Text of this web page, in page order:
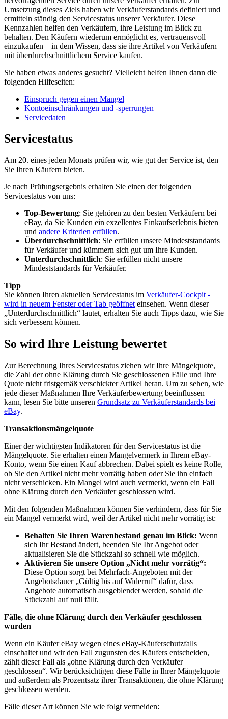
Umsetzung dieses Ziels haben wir Verkäuferstandards definiert und
ermitteln ständig den Servicestatus unserer Verkäufer. Diese
Kennzahlen helfen den Verkäufern, ihre Leistung im Blick zu
behalten. Den Käufern wiederum ermöglicht es, vertrauensvoll
einzukaufen – in dem Wissen, dass sie ihre Artikel von Verkäufern
mit überdurchschnittlichem Service kaufen.
Sie haben etwas anderes gesucht? Vielleicht helfen Ihnen dann die
folgenden Hilfeseiten:
Einspruch gegen einen Mangel
Kontoeinschränkungen und -sperrungen
Servicedaten
Servicestatus
Am 20. eines jeden Monats prüfen wir, wie gut der Service ist, den
Sie Ihren Käufern bieten.
Je nach Prüfungsergebnis erhalten Sie einen der folgenden
Servicestatus von uns:
Top-Bewertung: Sie gehören zu den besten Verkäufern bei
eBay, da Sie Kunden ein exzellentes Einkaufserlebnis bieten
und andere Kriterien erfüllen.
Überdurchschnittlich: Sie erfüllen unsere Mindeststandards
für Verkäufer und kümmern sich gut um Ihre Kunden.
Unterdurchschnittlich: Sie erfüllen nicht unsere
Mindeststandards für Verkäufer.
Tipp
Sie können Ihren aktuellen Servicestatus im Verkäufer-Cockpit -
wird in neuem Fenster oder Tab geöffnet einsehen. Wenn dieser
„Unterdurchschnittlich“ lautet, erhalten Sie auch Tipps dazu, wie Sie
sich verbessern können.
So wird Ihre Leistung bewertet
Zur Berechnung Ihres Servicestatus ziehen wir Ihre Mängelquote,
die Zahl der ohne Klärung durch Sie geschlossenen Fälle und Ihre
Quote nicht fristgemäß verschickter Artikel heran. Um zu sehen, wie
jede dieser Maßnahmen Ihre Verkäuferbewertung beeinflussen
kann, lesen Sie bitte unseren Grundsatz zu Verkäuferstandards bei
eBay.
Transaktionsmängelquote
Einer der wichtigsten Indikatoren für den Servicestatus ist die
Mängelquote. Sie erhalten einen Mangelvermerk in Ihrem eBay-
Konto, wenn Sie einen Kauf abbrechen. Dabei spielt es keine Rolle,
ob Sie den Artikel nicht mehr vorrätig haben oder Sie ihn einfach
nicht verschicken. Ein Mangel wird auch vermerkt, wenn ein Fall
ohne Klärung durch den Verkäufer geschlossen wird.
Mit den folgenden Maßnahmen können Sie verhindern, dass für Sie
ein Mangel vermerkt wird, weil der Artikel nicht mehr vorrätig ist:
Behalten Sie Ihren Warenbestand genau im Blick: Wenn
sich Ihr Bestand ändert, beenden Sie Ihr Angebot oder
aktualisieren Sie die Stückzahl so schnell wie möglich.
Aktivieren Sie unsere Option „Nicht mehr vorrätig“:
Diese Option sorgt bei Mehrfach-Angeboten mit der
Angebotsdauer „Gültig bis auf Widerruf“ dafür, dass
Angebote automatisch ausgeblendet werden, sobald die
Stückzahl auf null fällt.
Fälle, die ohne Klärung durch den Verkäufer geschlossen
wurden
Wenn ein Käufer eBay wegen eines eBay-Käuferschutzfalls
einschaltet und wir den Fall zugunsten des Käufers entscheiden,
zählt dieser Fall als „ohne Klärung durch den Verkäufer
geschlossen“. Wir berücksichtigen diese Fälle in Ihrer Mängelquote
und außerdem als Prozentsatz ihrer Transaktionen, die ohne Klärung
geschlossen werden.
Fälle dieser Art können Sie wie folgt vermeiden: